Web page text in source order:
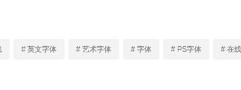
# 英文字体 # 艺术字体 # 字体 # PS字体 # 在